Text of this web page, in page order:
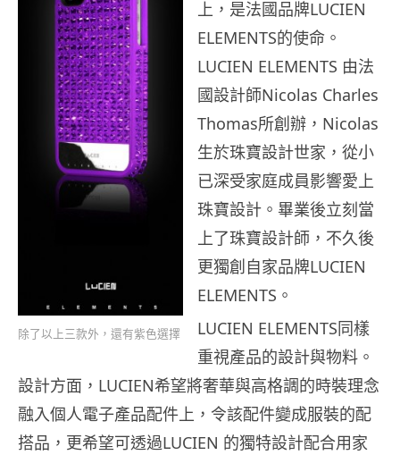
除了以上三款外，還有紫色選擇
上，是法國品牌LUCIEN
ELEMENTS的使命。
LUCIEN ELEMENTS 由法
國設計師Nicolas Charles
Thomas所創辦，Nicolas
生於珠寶設計世家，從小
已深受家庭成員影響愛上
珠寶設計。畢業後立刻當
上了珠寶設計師，不久後
更獨創自家品牌LUCIEN
ELEMENTS。
LUCIEN ELEMENTS同樣
重視產品的設計與物料。
設計方面，LUCIEN希望將奢華與高格調的時裝理念
融入個人電子產品配件上，令該配件變成服裝的配
搭品，更希望可透過LUCIEN 的獨特設計配合用家